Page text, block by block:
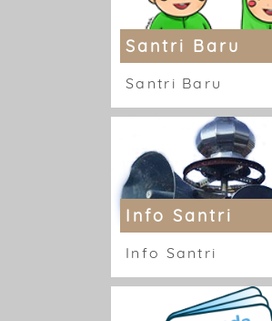
Santri Baru
Santri Baru
Info Santri
Info Santri